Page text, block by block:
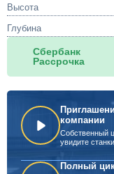
Высота
Глубина
Сбербанк
Рассрочка
компании
Собственный
увидите
Полный